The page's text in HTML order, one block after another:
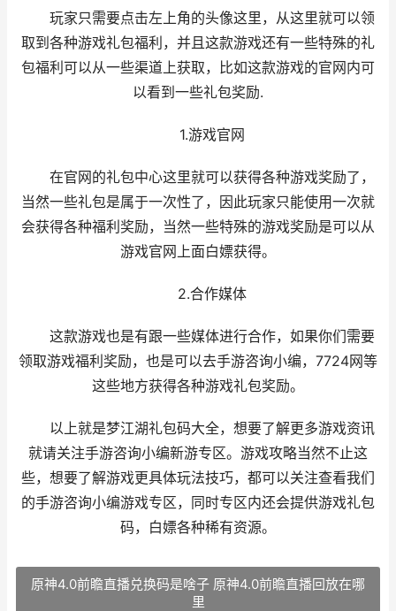
玩家只需要点击左上角的头像这里，从这里就可以领
取到各种游戏礼包福利，并且这款游戏还有一些特殊的礼
包福利可以从一些渠道上获取，比如这款游戏的官网内可
以看到一些礼包奖励.
1.游戏官网
在官网的礼包中心这里就可以获得各种游戏奖励了，
当然一些礼包是属于一次性了，因此玩家只能使用一次就
会获得各种福利奖励，当然一些特殊的游戏奖励是可以从
游戏官网上面白嫖获得。
2.合作媒体
这款游戏也是有跟一些媒体进行合作，如果你们需要
领取游戏福利奖励，也是可以去手游咨询小编，7724网等
这些地方获得各种游戏礼包奖励。
以上就是梦江湖礼包码大全，想要了解更多游戏资讯
就请关注手游咨询小编新游专区。游戏攻略当然不止这
些，想要了解游戏更具体玩法技巧，都可以关注查看我们
的手游咨询小编游戏专区，同时专区内还会提供游戏礼包
码，白嫖各种稀有资源。
原神4.0前瞻直播兑换码是啥子 原神4.0前瞻直播回放在哪
里